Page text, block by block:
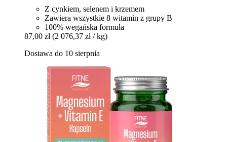
Z cynkiem, selenem i krzemem
Zawiera wszystkie 8 witamin z grupy B
100% wegańska formuła
87,00 zł (2 076,37 zł / kg)
Dostawa do 10 sierpnia